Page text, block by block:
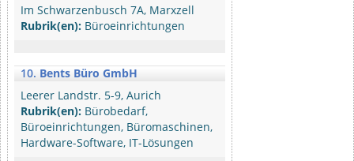
Im Schwarzenbusch 7A, Marxzell
Rubrik(en): Büroeinrichtungen
10. Bents Büro GmbH
Leerer Landstr. 5-9, Aurich
Rubrik(en): Bürobedarf,
Büroeinrichtungen, Büromaschinen,
Hardware-Software, IT-Lösungen